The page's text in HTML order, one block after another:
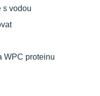
s vodou
WPC proteinu